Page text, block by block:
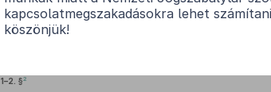
Hatályos: 2020.
1–2. §2
kapcsolatmegszakadásokra lehet
köszönjük!